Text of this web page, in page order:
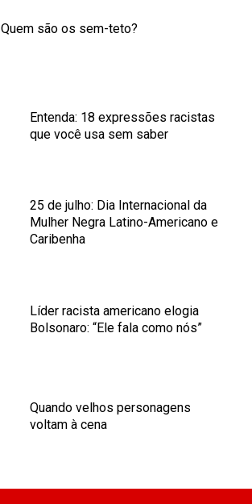
Quem são os sem-teto?
Entenda: 18 expressões racistas
que você usa sem saber
25 de julho: Dia Internacional da
Mulher Negra Latino-Americano e
Caribenha
Líder racista americano elogia
Bolsonaro: “Ele fala como nós”
Quando velhos personagens
voltam à cena